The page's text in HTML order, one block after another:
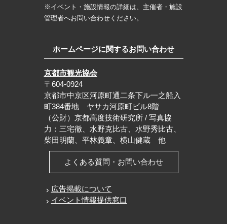
※イベント・施設情報の詳細は、主催者・施設
管理者へお問い合わせください。
ホームページに関するお問い合わせ
京都市観光協会
〒604-0924
京都市中京区河原町通二条下ル一之船入
町384番地 ヤサカ河原町ビル8階
（公財）京都高度技術研究所 / 写真協
力：三宅徹、水野克比古、水野秀比古、
柴田明蘭、平林義章、横山健蔵 他
よくある質問・お問い合わせ
広告掲載について
イベント情報提供窓口